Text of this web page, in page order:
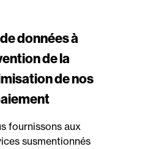
données à
de la
de nos
fournissons aux
susmentionnés